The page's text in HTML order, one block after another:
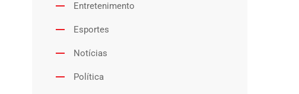
Entretenimento
Esportes
Notícias
Política